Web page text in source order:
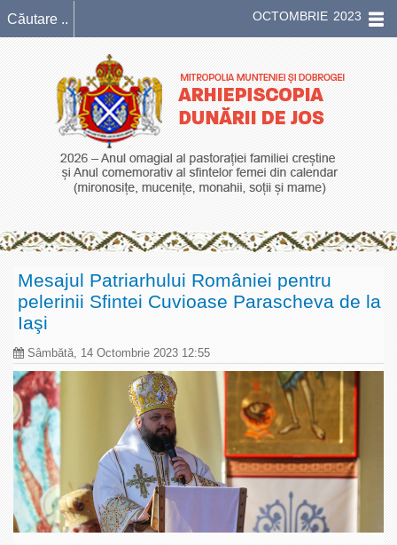
OCTOMBRIE 2023
Mesajul Patriarhului României pentru
pelerinii Sfintei Cuvioase Parascheva de la
Iaşi
Sâmbătă, 14 Octombrie 2023 12:55